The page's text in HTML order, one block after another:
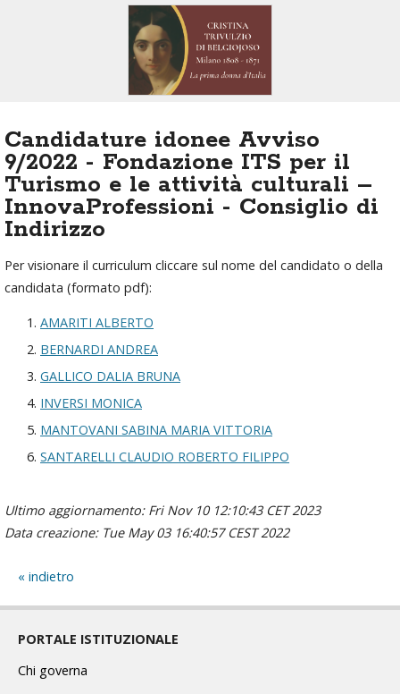
Candidature idonee Avviso
9/2022 - Fondazione ITS per il
Turismo e le attività culturali –
InnovaProfessioni - Consiglio di
Indirizzo
Per visionare il curriculum cliccare sul nome del candidato o della
candidata (formato pdf):
AMARITI ALBERTO
BERNARDI ANDREA
GALLICO DALIA BRUNA
INVERSI MONICA
MANTOVANI SABINA MARIA VITTORIA
SANTARELLI CLAUDIO ROBERTO FILIPPO
Ultimo aggiornamento: Fri Nov 10 12:10:43 CET 2023
Data creazione: Tue May 03 16:40:57 CEST 2022
indietro
PORTALE ISTITUZIONALE
Chi governa